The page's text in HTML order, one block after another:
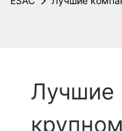
Лучшие